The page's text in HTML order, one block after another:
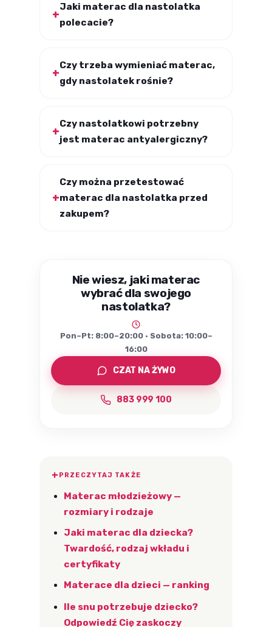
Jaki materac dla nastolatka
polecacie?
Czy trzeba wymieniać materac,
gdy nastolatek rośnie?
Czy nastolatkowi potrzebny
jest materac antyalergiczny?
Czy można przetestować
materac dla nastolatka przed
zakupem?
Nie wiesz, jaki materac
wybrać dla swojego
nastolatka?
Pon–Pt: 8:00–20:00 · Sobota: 10:00–
16:00
CZAT NA ŻYWO
883 999 100
PRZECZYTAJ TAKŻE
Materac młodzieżowy —
rozmiary i rodzaje
Jaki materac dla dziecka?
Twardość, rodzaj wkładu i
certyfikaty
Materace dla dzieci — ranking
Ile snu potrzebuje dziecko?
Odpowiedź Cię zaskoczy